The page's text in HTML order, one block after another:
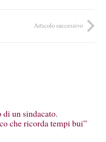
Articolo successivo
un sindacato.
che ricorda tempi bui”